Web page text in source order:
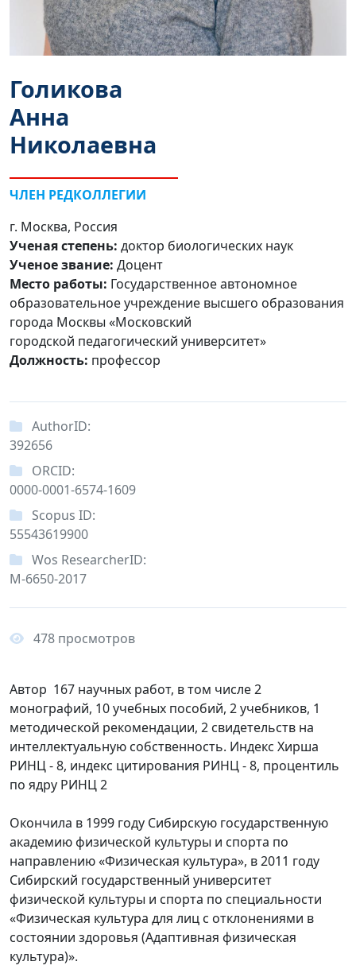
Голикова
Анна
Николаевна
ЧЛЕН РЕДКОЛЛЕГИИ
г. Москва, Россия
Ученая степень: доктор биологических наук
Ученое звание: Доцент
Место работы: Государственное автономное
образовательное учреждение высшего образования
города Москвы «Московский
городской педагогический университет»
Должность: профессор
AuthorID:
392656
ORCID:
0000-0001-6574-1609
Scopus ID:
55543619900
Wos ResearcherID:
M-6650-2017
478 просмотров
Автор 167 научных работ, в том числе 2
монографий, 10 учебных пособий, 2 учебников, 1
методической рекомендации, 2 свидетельств на
интеллектуальную собственность. Индекс Хирша
РИНЦ - 8, индекс цитирования РИНЦ - 8, процентиль
по ядру РИНЦ 2
Окончила в 1999 году Сибирскую государственную
академию физической культуры и спорта по
направлению «Физическая культура», в 2011 году
Сибирский государственный университет
физической культуры и спорта по специальности
«Физическая культура для лиц с отклонениями в
состоянии здоровья (Адаптивная физическая
культура)».